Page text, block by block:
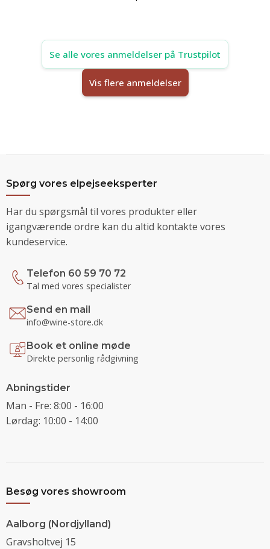
Se alle vores anmeldelser på Trustpilot
Vis flere anmeldelser
Spørg vores elpejseeksperter
Har du spørgsmål til vores produkter eller
igangværende ordre kan du altid kontakte vores
kundeservice.
Telefon 60 59 70 72
Tal med vores specialister
Send en mail
info@wine-store.dk
Book et online møde
Direkte personlig rådgivning
Abningstider
Man - Fre: 8:00 - 16:00
Lørdag: 10:00 - 14:00
Besøg vores showroom
Aalborg (Nordjylland)
Gravsholtvej 15